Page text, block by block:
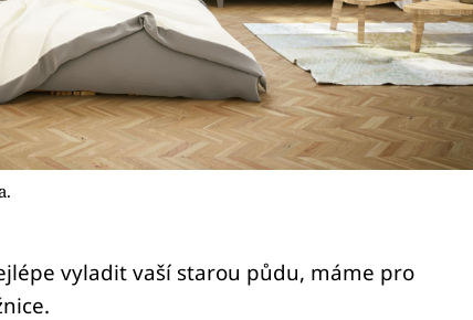
vyladit vaší starou půdu, máme pro